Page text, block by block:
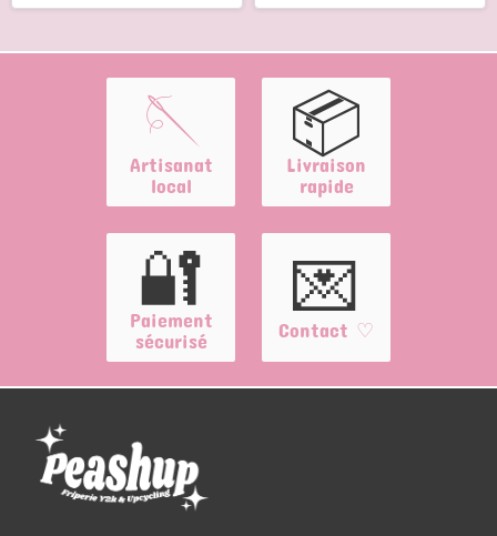
🪡
Artisanat
local
📦
Livraison
rapide
🔐
Paiement
sécurisé
💌
Contact ♡